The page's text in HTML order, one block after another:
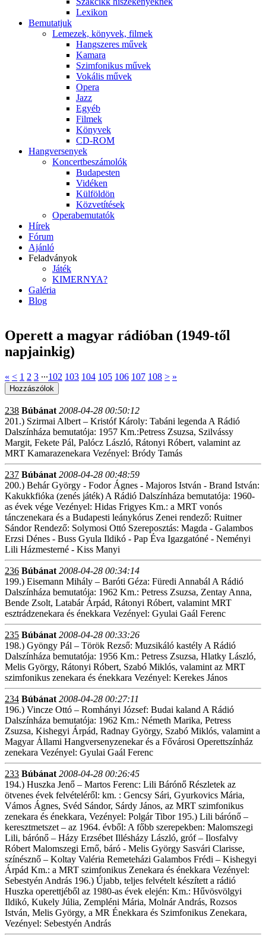
Lexikon
Bemutatjuk
Lemezek, könyvek, filmek
Hangszeres művek
Kamara
Szimfonikus művek
Vokális művek
Opera
Jazz
Egyéb
Filmek
Könyvek
CD-ROM
Hangversenyek
Koncertbeszámolók
Budapesten
Vidéken
Külföldön
Közvetítések
Operabemutatók
Hírek
Fórum
Ajánló
Feladványok
Játék
KIMERNYA?
Galéria
Blog
Operett a magyar rádióban (1949-től
napjainkig)
« < 1 2 3 ∙∙∙102 103 104 105 106 107 108 > »
238 Búbánat 2008-04-28 00:50:12
201.) Szirmai Albert – Kristóf Károly: Tabáni legenda A Rádió
Dalszínháza bemutatója: 1957 Km.:Petress Zsuzsa, Szilvássy
Margit, Fekete Pál, Palócz László, Rátonyi Róbert, valamint az
MRT Kamarazenekara Vezényel: Bródy Tamás
237 Búbánat 2008-04-28 00:48:59
200.) Behár György - Fodor Ágnes - Majoros István - Brand István:
Kakukkfióka (zenés játék) A Rádió Dalszínháza bemutatója: 1960-
as évek vége Vezényel: Hidas Frigyes Km.: a MRT vonós
tánczenekara és a Budapesti leánykórus Zenei rendező: Ruitner
Sándor Rendező: Solymosi Ottó Szereposztás: Magda - Galambos
Erzsi Dénes - Buss Gyula Ildikó - Pap Éva Igazgatóné - Neményi
Lili Házmesterné - Kiss Manyi
236 Búbánat 2008-04-28 00:34:14
199.) Eisemann Mihály – Baróti Géza: Füredi Annabál A Rádió
Dalszínháza bemutatója: 1962 Km.: Petress Zsuzsa, Zentay Anna,
Bende Zsolt, Latabár Árpád, Rátonyi Róbert, valamint MRT
esztrádzenekara és énekkara Vezényel: Gyulai Gaál Ferenc
235 Búbánat 2008-04-28 00:33:26
198.) Gyöngy Pál – Török Rezső: Muzsikáló kastély A Rádió
Dalszínháza bemutatója: 1956 Km.: Petress Zsuzsa, Hlatky László,
Melis György, Rátonyi Róbert, Szabó Miklós, valamint az MRT
szimfonikus zenekara és énekkara Vezényel: Kerekes János
234 Búbánat 2008-04-28 00:27:11
196.) Vincze Ottó – Romhányi József: Budai kaland A Rádió
Dalszínháza bemutatója: 1962 Km.: Németh Marika, Petress
Zsuzsa, Kishegyi Árpád, Radnay György, Szabó Miklós, valamint a
Magyar Állami Hangversenyzenekar és a Fővárosi Operettszínház
zenekara Vezényel: Gyulai Gaál Ferenc
233 Búbánat 2008-04-28 00:26:45
194.) Huszka Jenő – Martos Ferenc: Lili Bárónő Részletek az
ötvenes évek felvételéről: km. : Gencsy Sári, Gyurkovics Mária,
Vámos Ágnes, Svéd Sándor, Sárdy János, az MRT szimfonikus
zenekara és énekkara, Vezényel: Polgár Tibor 195.) Lili bárónő –
keresztmetszet – az 1964. évből: A főbb szerepekben: Malomszegi
Lili, bárónő – Házy Erzsébet Illésházy László, gróf – Ilosfalvy
Róbert Malomszegi Ernő, báró - Melis György Sasvári Clarisse,
színésznő – Koltay Valéria Remeteházi Galambos Frédi – Kishegyi
Árpád Km.: a MRT szimfonikus Zenekara és énekkara Vezényel:
Sebestyén András 196.) Újabb, teljes felvételt készített a rádió
Huszka operettjéből az 1980-as évek elején: Km.: Hűvösvölgyi
Ildikó, Kukely Júlia, Zempléni Mária, Molnár András, Rozsos
István, Melis György, a MR Énekkara és Szimfonikus Zenekara,
Vezényel: Sebestyén András